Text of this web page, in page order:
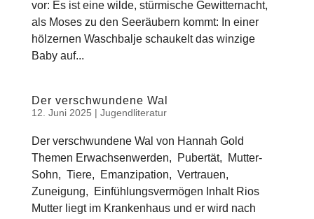
vor: Es ist eine wilde, stürmische Gewitternacht,
als Moses zu den Seeräubern kommt: In einer
hölzernen Waschbalje schaukelt das winzige
Baby auf...
Der verschwundene Wal
12. Juni 2025 | Jugendliteratur
Der verschwundene Wal von Hannah Gold
Themen Erwachsenwerden, Pubertät, Mutter-
Sohn, Tiere, Emanzipation, Vertrauen,
Zuneigung, Einfühlungsvermögen Inhalt Rios
Mutter liegt im Krankenhaus und er wird nach